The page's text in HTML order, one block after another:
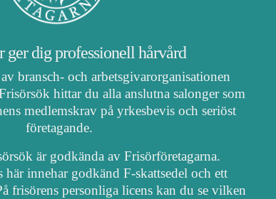
ger dig professionell hårvård
bransch- och arbetsgivarorganisationen
hittar du alla anslutna salonger som
medlemskrav på yrkesbevis och seriöst
företagande.
är godkända av Frisörföretagarna.
här innehar godkänd F-skattsedel och ett
frisörens personliga licens kan du se vilken